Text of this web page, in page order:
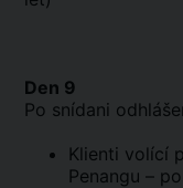
Den 9
Po snídani
Klienti volící
Penangu –